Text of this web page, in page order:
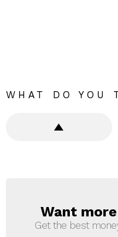
WHAT DO YOU
Want
Get the best